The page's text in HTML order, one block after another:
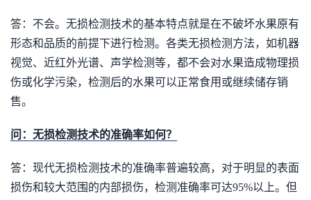
答：不会。无损检测技术的基本特点就是在不破坏水果原有
形态和品质的前提下进行检测。各类无损检测方法，如机器
视觉、近红外光谱、声学检测等，都不会对水果造成物理损
伤或化学污染，检测后的水果可以正常食用或继续储存销
售。
问：无损检测技术的准确率如何？
答：现代无损检测技术的准确率普遍较高，对于明显的表面
损伤和较大范围的内部损伤，检测准确率可达95%以上。但